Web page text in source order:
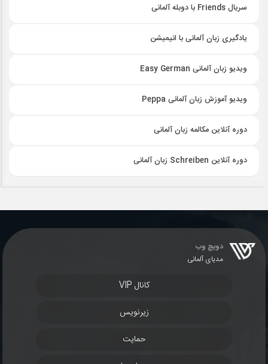
سریال Friends با دوبله آلمانی
یادگیری زبان آلمانی با انیمیشن
ویدیو زبان آلمانی Easy German
ویدیو آموزش زبان آلمانی Peppa
دوره آنلاین مکالمه زبان آلمانی
دوره آنلاین Schreiben زبان آلمانی
دویچ وب
مدیای آلمانی
کانال VIP
زیرنویس
حمایت